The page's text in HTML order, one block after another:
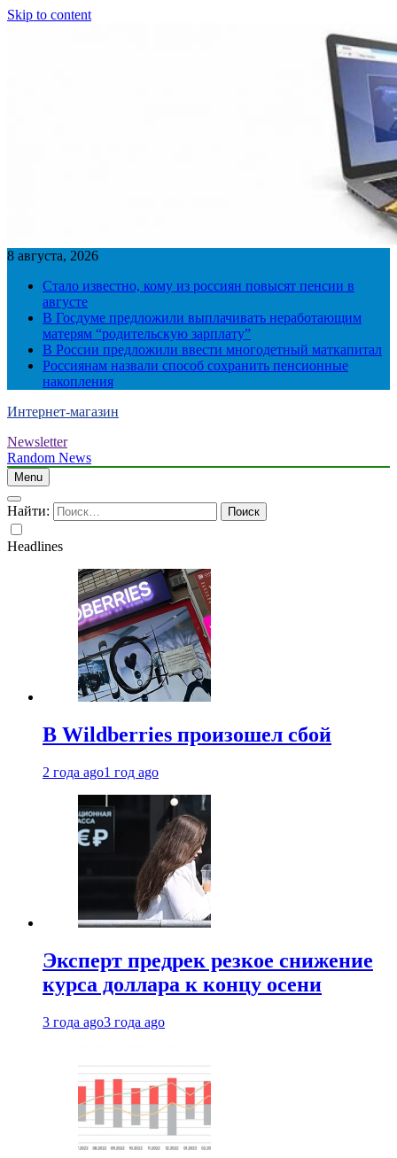
Skip to content
8 августа, 2026
Стало известно, кому из россиян повысят пенсии в
августе
В Госдуме предложили выплачивать неработающим
матерям “родительскую зарплату”
В России предложили ввести многодетный маткапитал
Россиянам назвали способ сохранить пенсионные
накопления
Интернет-магазин
Newsletter
Random News
Menu
Найти:
Headlines
В Wildberries произошел сбой
2 года ago1 год ago
Эксперт предрек резкое снижение
курса доллара к концу осени
3 года ago3 года ago